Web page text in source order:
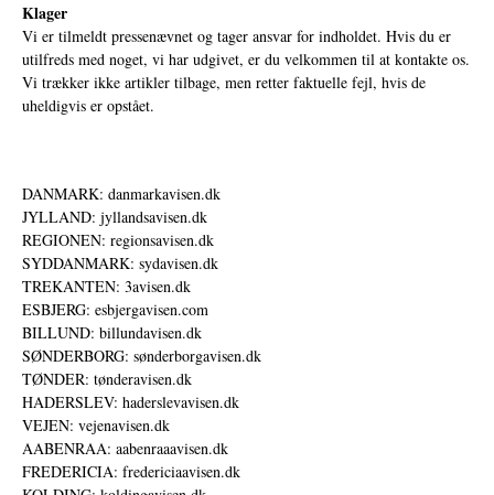
Klager
Vi er tilmeldt pressenævnet og tager ansvar for indholdet. Hvis du er
utilfreds med noget, vi har udgivet, er du velkommen til at kontakte os.
Vi trækker ikke artikler tilbage, men retter faktuelle fejl, hvis de
uheldigvis er opstået.
DANMARK: danmarkavisen.dk
JYLLAND: jyllandsavisen.dk
REGIONEN: regionsavisen.dk
SYDDANMARK: sydavisen.dk
TREKANTEN: 3avisen.dk
ESBJERG: esbjergavisen.com
BILLUND: billundavisen.dk
SØNDERBORG: sønderborgavisen.dk
TØNDER: tønderavisen.dk
HADERSLEV: haderslevavisen.dk
VEJEN: vejenavisen.dk
AABENRAA: aabenraaavisen.dk
FREDERICIA: fredericiaavisen.dk